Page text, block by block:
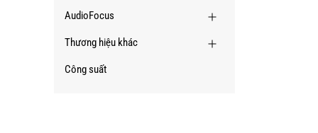
AudioFocus
Thương hiệu khác
Công suất